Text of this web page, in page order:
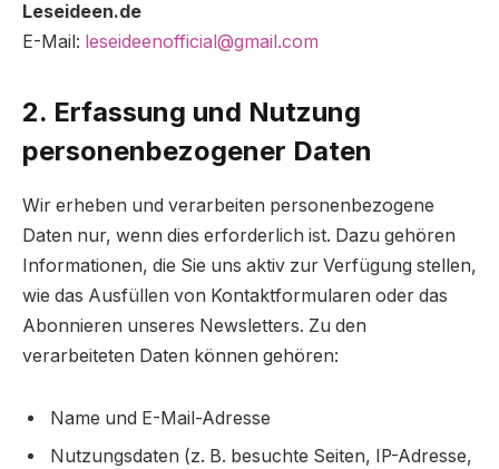
Leseideen.de
E-Mail: leseideenofficial@gmail.com
2. Erfassung und Nutzung
personenbezogener Daten
Wir erheben und verarbeiten personenbezogene
Daten nur, wenn dies erforderlich ist. Dazu gehören
Informationen, die Sie uns aktiv zur Verfügung stellen,
wie das Ausfüllen von Kontaktformularen oder das
Abonnieren unseres Newsletters. Zu den
verarbeiteten Daten können gehören:
Name und E-Mail-Adresse
Nutzungsdaten (z. B. besuchte Seiten, IP-Adresse,